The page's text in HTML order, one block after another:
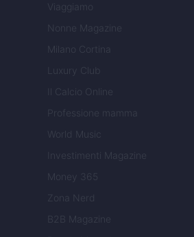
Viaggiamo
Nonne Magazine
Milano Cortina
Luxury Club
Il Calcio Online
Professione mamma
World Music
Investimenti Magazine
Money 365
Zona Nerd
B2B Magazine